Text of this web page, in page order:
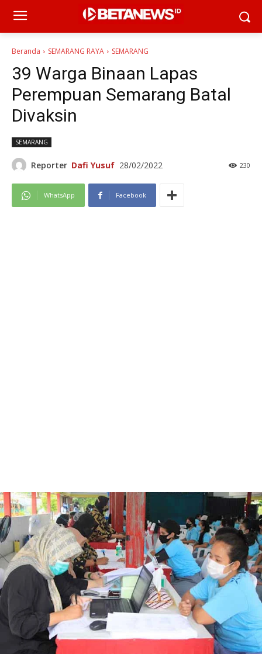
Beranda SEMARANG RAYA SEMARANG
39 Warga Binaan Lapas
Perempuan Semarang Batal
Divaksin
SEMARANG
Reporter Dafi Yusuf 28/02/2022 230
WhatsApp Facebook